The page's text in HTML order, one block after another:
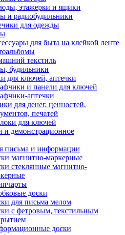
этажерки и ящики
и радиобудильники
для одежды
для быта на клейкой ленте
текстиль
будильники
для ключей, аптечки
и панели для ключей
аптечки
для денег, ценностей,
печатей
для ключей
демонстрационное
письма и информации
магнитно-маркерные
стеклянные магнитно-
доски
для письма мелом
с фетровым, текстильным
доски